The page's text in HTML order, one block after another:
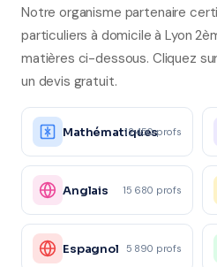
Notre organisme partenaire
particuliers à domicile à Lyon
matières ci-dessous. Cliquez
un devis gratuit.
Mathématiques
12 450 profs
Anglais 15 680 profs
Espagnol 5 890 profs